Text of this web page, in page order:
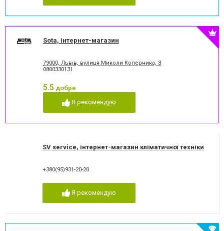
Sota, інтернет-магазин
79000, Львів, вулиця Миколи Коперника, 3
0800330131
5.5 добре
Я рекомендую
SV service, інтернет-магазин кліматичної техніки
+380(95)931-20-20
Я рекомендую